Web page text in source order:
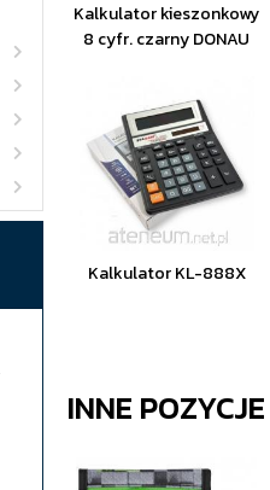
Kalkulator kieszonkowy
8 cyfr. czarny DONAU
Kalkulator KL-888X
INNE